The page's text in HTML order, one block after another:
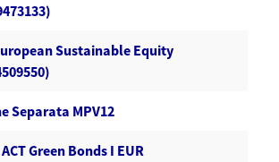
Sustainable Equity
Separata MPV12
ACT Green Bonds I EUR